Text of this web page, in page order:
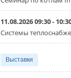
3
11.08.2026 09:30 -
Системы
Выставки